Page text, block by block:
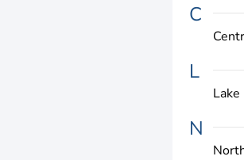
C
L
Lake
N